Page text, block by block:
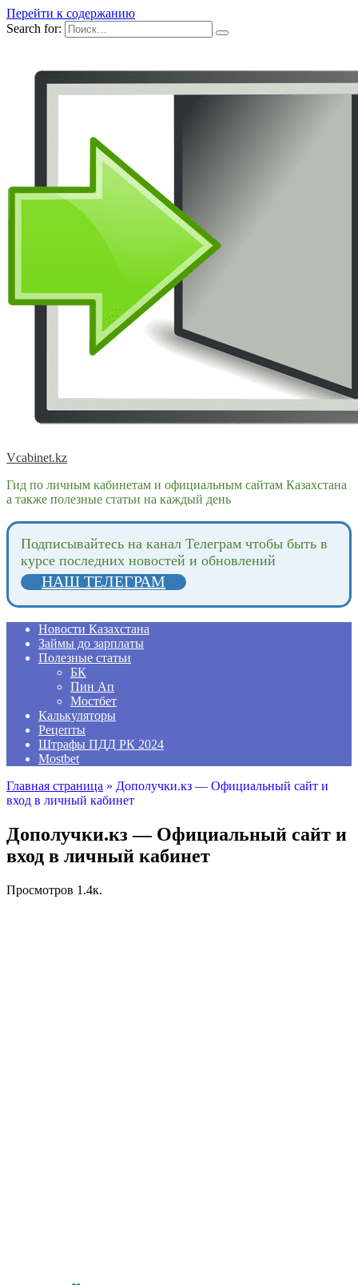
Перейти к содержанию
Search for:
Vcabinet.kz
Гид по личным кабинетам и официальным сайтам Казахстана
а также полезные статьи на каждый день
Подпиcывайтесь на канал Телеграм чтобы быть в
курсе последних новостей и обновлений
НАШ ТЕЛЕГРАМ
Новости Казахстана
Займы до зарплаты
Полезные статьи
БК
Пин Ап
Мостбет
Калькуляторы
Рецепты
Штрафы ПДД РК 2024
Mostbet
Главная страница » Дополучки.кз — Официальный сайт и
вход в личный кабинет
Дополучки.кз — Официальный сайт и
вход в личный кабинет
Просмотров 1.4к.